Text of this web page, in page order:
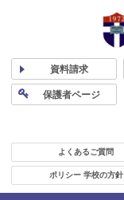
資料請求
保護者ページ
よくあるご質問
ポリシー 学校の方針